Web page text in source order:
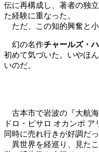
伝に再構成し、著者の独
た経験に重なった。
ただ、この知的興奮と小
幻の名作チャールズ・
初めて気づいた。いやほ
いのだ。
古本市で岩波の『大航海
ドロ・ピサロ オカンポ
同時に売れ行きが好調だ
異世界を経巡り、見た